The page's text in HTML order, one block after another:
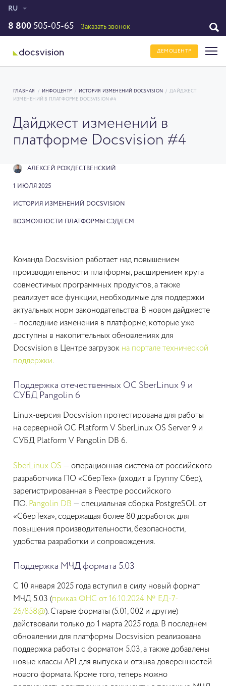
RU
8 800 505-05-65 Заказать звонок
ДЕМОЦЕНТР
ГЛАВНАЯ / ИНФОЦЕНТР / ИСТОРИЯ ИЗМЕНЕНИЙ DOCSVISION / ДАЙДЖЕСТ
ИЗМЕНЕНИЙ В ПЛАТФОРМЕ DOCSVISION #4
Дайджест изменений в
платформе Docsvision #4
АЛЕКСЕЙ РОЖДЕСТВЕНСКИЙ
1 ИЮЛЯ 2025
ИСТОРИЯ ИЗМЕНЕНИЙ DOCSVISION
ВОЗМОЖНОСТИ ПЛАТФОРМЫ СЭД/ECM
Команда Docsvision работает над повышением
производительности платформы, расширением круга
совместимых программных продуктов, а также
реализует все функции, необходимые для поддержки
актуальных норм законодательства. В новом дайджесте
– последние изменения в платформе, которые уже
доступны в накопительных обновлениях для
Docsvision в Центре загрузок на портале технической
поддержки.
Поддержка отечественных ОС SberLinux 9 и
СУБД Pangolin 6
Linux-версия Docsvision протестирована для работы
на серверной ОС Platform V SberLinux OS Server 9 и
СУБД Platform V Pangolin DB 6.
SberLinux OS — операционная система от российского
разработчика ПО «СберТех» (входит в Группу Сбер),
зарегистрированная в Реестре российского
ПО. Pangolin DB — специальная сборка PostgreSQL от
«СберТеха», содержащая более 80 доработок для
повышения производительности, безопасности,
удобства разработки и сопровождения.
Поддержка МЧД формата 5.03
С 10 января 2025 года вступил в силу новый формат
МЧД 5.03 (приказ ФНС от 16.10.2024 № ЕД-7-
26/858@). Старые форматы (5.01, 002 и другие)
действовали только до 1 марта 2025 года. В последнем
обновлении для платформы Docsvision реализована
поддержка работы с форматом 5.03, а также добавлены
новые классы API для выпуска и отзыва доверенностей
нового формата. Кроме того, теперь можно